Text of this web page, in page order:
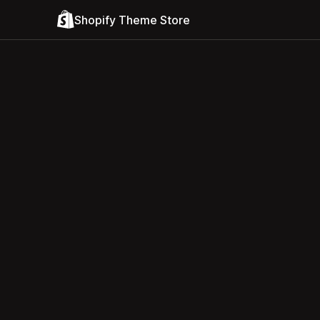
Shopify Theme Store